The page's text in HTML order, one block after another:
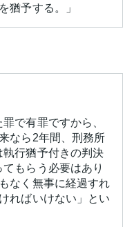
猶予する。」
で有罪ですから、
なら2年間、刑務所
行猶予付きの判決
もらう必要はあり
なく無事に経過すれ
ればいけない」とい